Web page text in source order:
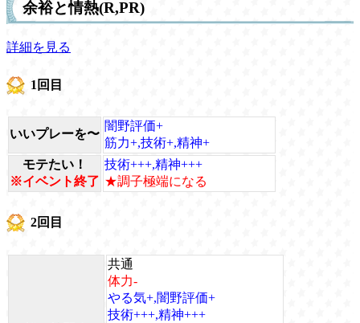
余裕と情熱(R,PR)
詳細を見る
1回目
いいプレーを〜
闇野評価+
筋力+,技術+,精神+
モテたい！
※イベント終了
技術+++,精神+++
★調子極端になる
2回目
共通
体力-
やる気+,闇野評価+
技術+++,精神+++